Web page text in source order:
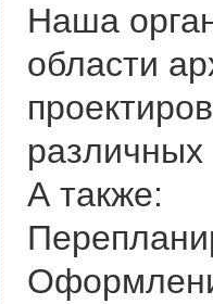
Наша
области
различных
А также: